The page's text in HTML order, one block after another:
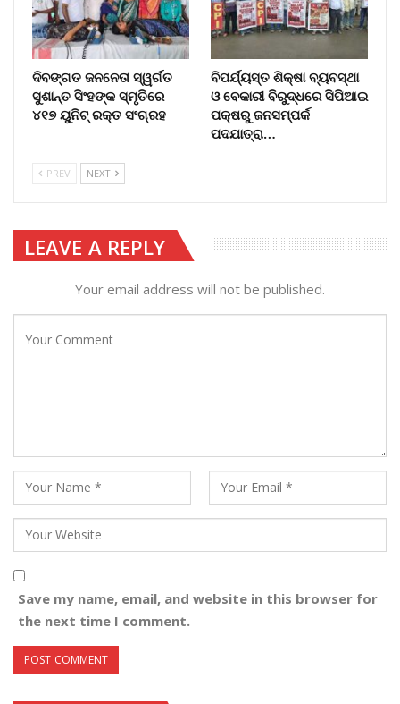
ଦିବଙ୍ଗତ ଜନନେତା ସ୍ୱର୍ଗତ
ସୁଶାନ୍ତ ସିଂହଙ୍କ ସ୍ମୃତିରେ
୪୧୭ ୟୁନିଟ୍ ରକ୍ତ ସଂଗ୍ରହ
ବିପର୍ଯ୍ୟସ୍ତ ଶିକ୍ଷା ବ୍ୟବସ୍ଥା
ଓ ବେକାରୀ ବିରୁଦ୍ଧରେ ସିପିଆଇ
ପକ୍ଷରୁ ଜନସମ୍ପର୍କ
ପଦଯାତ୍ରା…
PREV NEXT
LEAVE A REPLY
Your email address will not be published.
Save my name, email, and website in this browser for
the next time I comment.